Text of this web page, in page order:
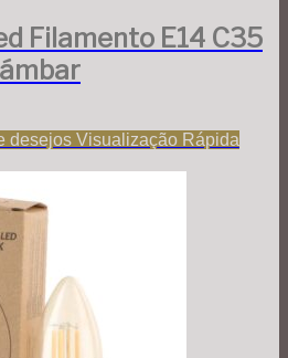
Filamento E14 C35
desejos Visualização Rápida